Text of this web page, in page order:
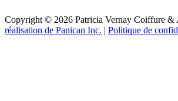
Copyright © 2026 Patricia Vernay Coiffure &
réalisation de Panican Inc. | Politique de